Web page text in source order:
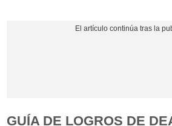
GUÍA DE LOGROS DE